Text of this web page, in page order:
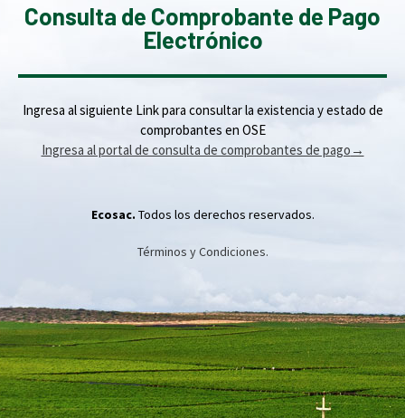
Consulta de Comprobante de Pago
Electrónico
Ingresa al siguiente Link para consultar la existencia y estado de
comprobantes en OSE
Ingresa al portal de consulta de comprobantes de pago →
Ecosac. Todos los derechos reservados.
Términos y Condiciones.